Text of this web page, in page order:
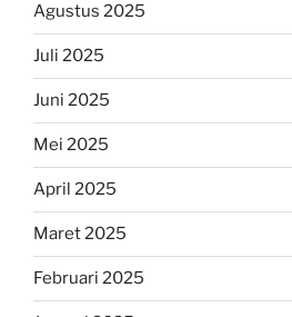
Agustus 2025
Juli 2025
Juni 2025
Mei 2025
April 2025
Maret 2025
Februari 2025